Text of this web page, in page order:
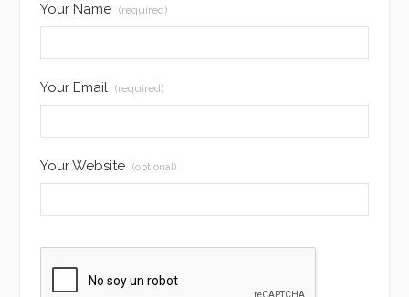
Your Name (required)
Your Email (required)
Your Website (optional)